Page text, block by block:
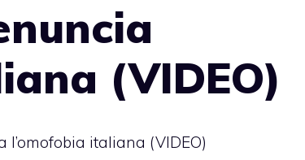
(VIDEO)
l’omofobia italiana (VIDEO)